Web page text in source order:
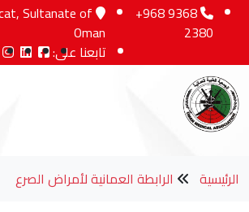
+968 9368
2380
Sultanate of
Oman
تابعنا على:
الرئيسية الرابطة العمانية لأمراض الصرع